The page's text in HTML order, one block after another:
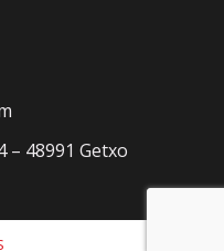
– 48991 Getxo